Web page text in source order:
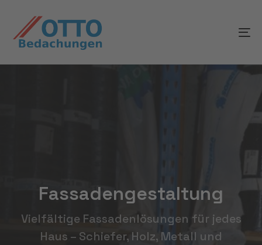
content
Fassadengestaltung
Vielfältige Fassadenlösungen für jedes
Haus – Schiefer, Holz, Metall und